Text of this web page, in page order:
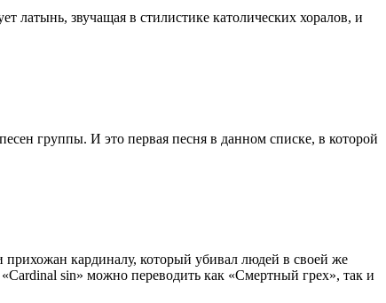
латынь, звучащая в стилистике католических хоралов, и
группы. И это первая песня в данном списке, в которой
прихожан кардиналу, который убивал людей в своей же
sin» можно переводить как «Смертный грех», так и